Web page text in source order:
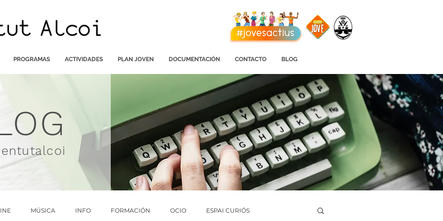
PROGRAMAS ACTIVIDADES PLAN JOVEN DOCUMENTACIÓN CONTACTO BLOG
MÚSICA INFO FORMACIÓN OCIO ESPAI CURIÓS